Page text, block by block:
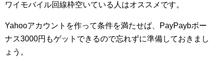
ワイモバイル回線枠空いている人はオススメです。
Yahooアカウントを作って条件を満たせば、PayPaybボー
ナス3000円もゲットできるので忘れずに準備しておきまし
ょう。